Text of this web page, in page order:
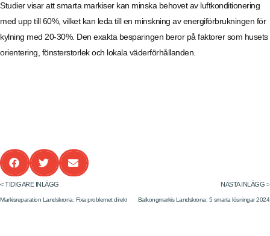
Studier visar att smarta markiser kan minska behovet av luftkonditionering
med upp till 60%, vilket kan leda till en minskning av energiförbrukningen för
kylning med 20-30%. Den exakta besparingen beror på faktorer som husets
orientering, fönsterstorlek och lokala väderförhållanden.
< TIDIGARE INLÄGG
Markisreparation Landskrona: Fixa problemet direkt
NÄSTA INLÄGG >
Balkongmarkis Landskrona: 5 smarta lösningar 2024